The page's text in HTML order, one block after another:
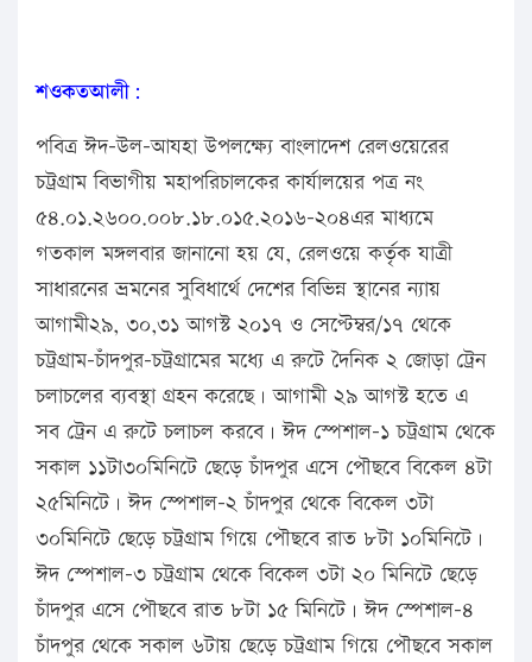
শওকতআলী:
পবিত্র ঈদ-উল-আযহা উপলক্ষ্যে বাংলাদেশ রেলওয়েরের
চট্রগ্রাম বিভাগীয় মহাপরিচালকের কার্যালয়ের পত্র নং
৫৪.০১.২৬০০.০০৮.১৮.০১৫.২০১৬-২০৪এর মাধ্যমে
গতকাল মঙ্গলবার জানানো হয় যে, রেলওয়ে কর্তৃক যাত্রী
সাধারনের ভ্রমনের সুবিধার্থে দেশের বিভিন্ন স্থানের ন্যায়
আগামী২৯, ৩০,৩১ আগস্ট ২০১৭ ও সেপ্টেম্বর/১৭ থেকে
চট্রগ্রাম-চাঁদপুর-চট্রগ্রামের মধ্যে এ রুটে দৈনিক ২ জোড়া ট্রেন
চলাচলের ব্যবস্থা গ্রহন করেছে। আগামী ২৯ আগস্ট হতে এ
সব ট্রেন এ রুটে চলাচল করবে। ঈদ স্পেশাল-১ চট্রগ্রাম থেকে
সকাল ১১টা৩০মিনিটে ছেড়ে চাঁদপুর এসে পৌছবে বিকেল ৪টা
২৫মিনিটে। ঈদ স্পেশাল-২ চাঁদপুর থেকে বিকেল ৩টা
৩০মিনিটে ছেড়ে চট্রগ্রাম গিয়ে পৌছবে রাত ৮টা ১০মিনিটে।
ঈদ স্পেশাল-৩ চট্রগ্রাম থেকে বিকেল ৩টা ২০ মিনিটে ছেড়ে
চাঁদপুর এসে পৌছবে রাত ৮টা ১৫ মিনিটে। ঈদ স্পেশাল-৪
চাঁদপুর থেকে সকাল ৬টায় ছেড়ে চট্রগ্রাম গিয়ে পৌছবে সকাল